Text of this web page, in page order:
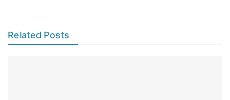
Related Posts